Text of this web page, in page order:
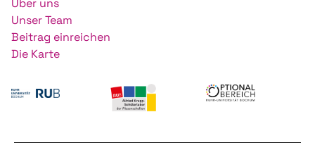
Über uns
Unser Team
Beitrag einreichen
Die Karte